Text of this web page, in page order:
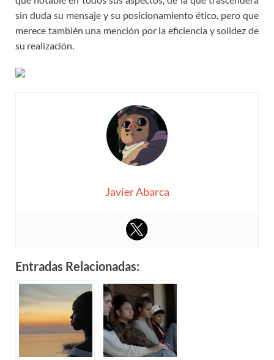
sin duda su mensaje y su posicionamiento ético, pero que
merece también una mención por la eficiencia y solidez de
su realización.
Javier Abarca
Entradas Relacionadas: